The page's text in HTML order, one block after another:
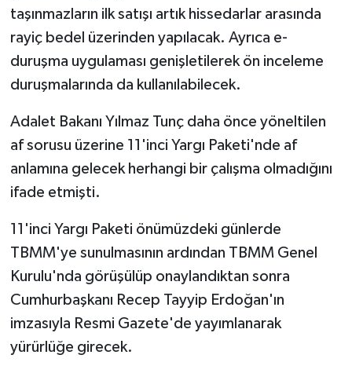
taşınmazların ilk satışı artık hissedarlar arasında
rayiç bedel üzerinden yapılacak. Ayrıca e-
duruşma uygulaması genişletilerek ön inceleme
duruşmalarında da kullanılabilecek.
Adalet Bakanı Yılmaz Tunç daha önce yöneltilen
af sorusu üzerine 11'inci Yargı Paketi'nde af
anlamına gelecek herhangi bir çalışma olmadığını
ifade etmişti.
11'inci Yargı Paketi önümüzdeki günlerde
TBMM'ye sunulmasının ardından TBMM Genel
Kurulu'nda görüşülüp onaylandıktan sonra
Cumhurbaşkanı Recep Tayyip Erdoğan'ın
imzasıyla Resmi Gazete'de yayımlanarak
yürürlüğe girecek.